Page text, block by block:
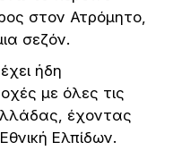
στον Ατρόμητο,
σεζόν.
ήδη
με όλες τις
έχοντας
Ελπίδων.